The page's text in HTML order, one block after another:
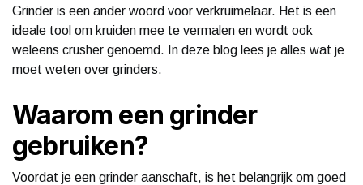
Grinder is een ander woord voor verkruimelaar. Het is een
ideale tool om kruiden mee te vermalen en wordt ook
weleens crusher genoemd. In deze blog lees je alles wat je
moet weten over grinders.
Waarom een grinder
gebruiken?
Voordat je een grinder aanschaft, is het belangrijk om goed